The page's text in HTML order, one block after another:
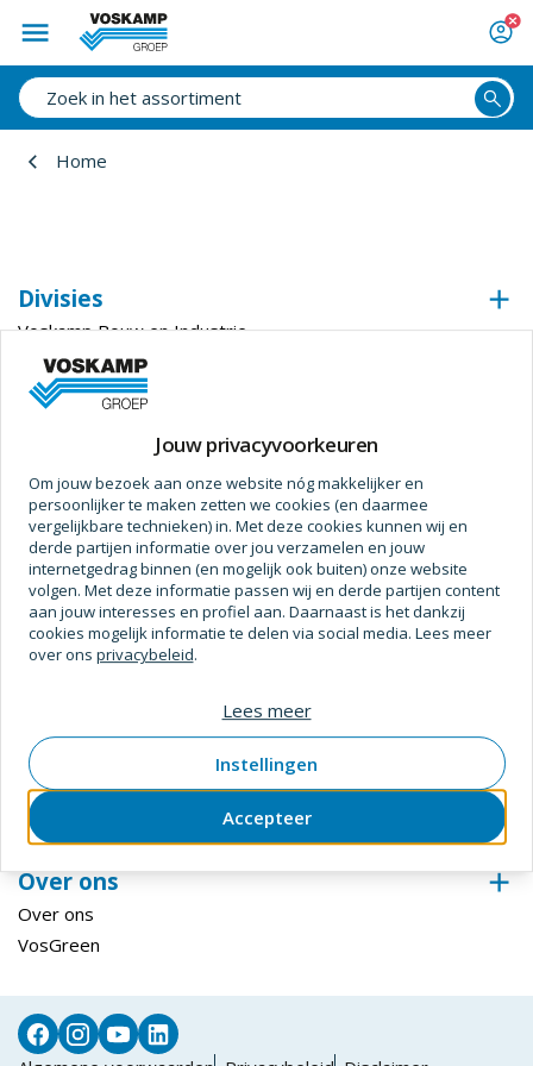
Home
Divisies
Voskamp Bouw en Industrie
Voskamp Industrietechniek
Voskamp Beveiligingstechniek
Voskamp Aluminium
Voskamp Toegangstechniek
Voskamp Industriedeuren
Digitale Oplossingen
Inloggen ECmanage
Hardglazen Klep-, val- en draairamen
Steiger configurator
Klantenservice
Bestellen & betalen
Retourneren
Levering & afhalen
Over ons
Over ons
VosGreen
Jouw privacyvoorkeuren
Om jouw bezoek aan onze website nóg makkelijker en
persoonlijker te maken zetten we cookies (en daarmee
vergelijkbare technieken) in. Met deze cookies kunnen wij en
derde partijen informatie over jou verzamelen en jouw
internetgedrag binnen (en mogelijk ook buiten) onze website
volgen. Met deze informatie passen wij en derde partijen content
aan jouw interesses en profiel aan. Daarnaast is het dankzij
cookies mogelijk informatie te delen via social media. Lees meer
over ons privacybeleid.
Accepteer
Instellingen
Lees meer